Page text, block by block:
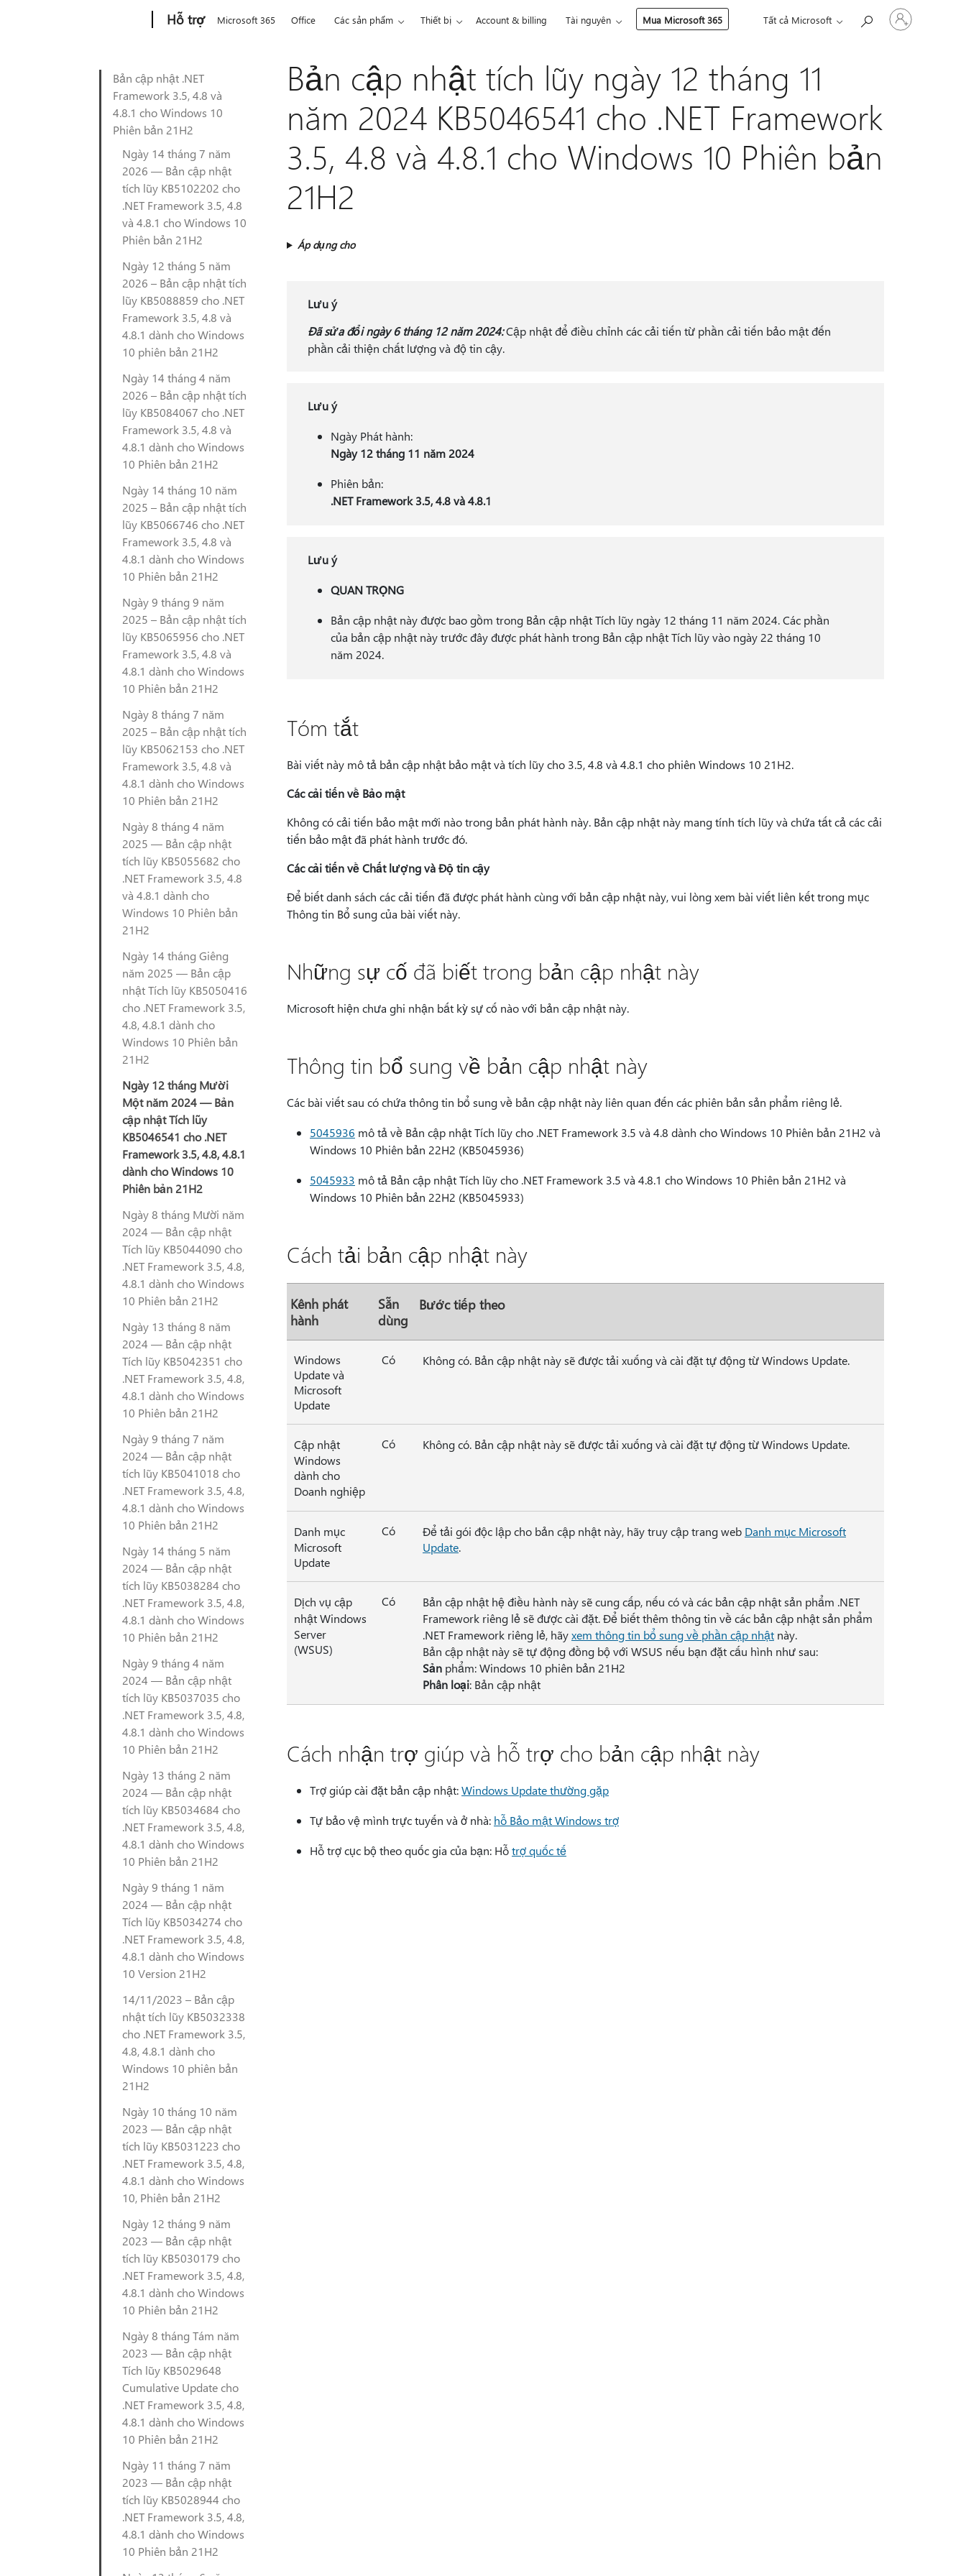
Hỗ trợ Microsoft 365 Office Các sản phẩm Thiết bị Account & billing Tài nguyên Mua Microsoft 365 Tất cả Microsoft
Đăng
nhập
Bản cập nhật .NET
Framework 3.5, 4.8 và
4.8.1 cho Windows 10
Phiên bản 21H2
Ngày 14 tháng 7 năm
2026 — Bản cập nhật
tích lũy KB5102202 cho
.NET Framework 3.5, 4.8
và 4.8.1 cho Windows 10
Phiên bản 21H2
Ngày 12 tháng 5 năm
2026 – Bản cập nhật tích
lũy KB5088859 cho .NET
Framework 3.5, 4.8 và
4.8.1 dành cho Windows
10 phiên bản 21H2
Ngày 14 tháng 4 năm
2026 – Bản cập nhật tích
lũy KB5084067 cho .NET
Framework 3.5, 4.8 và
4.8.1 dành cho Windows
10 Phiên bản 21H2
Ngày 14 tháng 10 năm
2025 – Bản cập nhật tích
lũy KB5066746 cho .NET
Framework 3.5, 4.8 và
4.8.1 dành cho Windows
10 Phiên bản 21H2
Ngày 9 tháng 9 năm
2025 – Bản cập nhật tích
lũy KB5065956 cho .NET
Framework 3.5, 4.8 và
4.8.1 dành cho Windows
10 Phiên bản 21H2
Ngày 8 tháng 7 năm
2025 – Bản cập nhật tích
lũy KB5062153 cho .NET
Framework 3.5, 4.8 và
4.8.1 dành cho Windows
10 Phiên bản 21H2
Ngày 8 tháng 4 năm
2025 — Bản cập nhật
tích lũy KB5055682 cho
.NET Framework 3.5, 4.8
và 4.8.1 dành cho
Windows 10 Phiên bản
21H2
Ngày 14 tháng Giêng
năm 2025 — Bản cập
nhật Tích lũy KB5050416
cho .NET Framework 3.5,
4.8, 4.8.1 dành cho
Windows 10 Phiên bản
21H2
Ngày 12 tháng Mười
Một năm 2024 — Bản
cập nhật Tích lũy
KB5046541 cho .NET
Framework 3.5, 4.8, 4.8.1
dành cho Windows 10
Phiên bản 21H2
Ngày 8 tháng Mười năm
2024 — Bản cập nhật
Tích lũy KB5044090 cho
.NET Framework 3.5, 4.8,
4.8.1 dành cho Windows
10 Phiên bản 21H2
Ngày 13 tháng 8 năm
2024 — Bản cập nhật
Tích lũy KB5042351 cho
.NET Framework 3.5, 4.8,
4.8.1 dành cho Windows
10 Phiên bản 21H2
Ngày 9 tháng 7 năm
2024 — Bản cập nhật
tích lũy KB5041018 cho
.NET Framework 3.5, 4.8,
4.8.1 dành cho Windows
10 Phiên bản 21H2
Ngày 14 tháng 5 năm
2024 — Bản cập nhật
tích lũy KB5038284 cho
.NET Framework 3.5, 4.8,
4.8.1 dành cho Windows
10 Phiên bản 21H2
Ngày 9 tháng 4 năm
2024 — Bản cập nhật
tích lũy KB5037035 cho
.NET Framework 3.5, 4.8,
4.8.1 dành cho Windows
10 Phiên bản 21H2
Ngày 13 tháng 2 năm
2024 — Bản cập nhật
tích lũy KB5034684 cho
.NET Framework 3.5, 4.8,
4.8.1 dành cho Windows
10 Phiên bản 21H2
Ngày 9 tháng 1 năm
2024 — Bản cập nhật
Tích lũy KB5034274 cho
.NET Framework 3.5, 4.8,
4.8.1 dành cho Windows
10 Version 21H2
14/11/2023 – Bản cập
nhật tích lũy KB5032338
cho .NET Framework 3.5,
4.8, 4.8.1 dành cho
Windows 10 phiên bản
21H2
Ngày 10 tháng 10 năm
2023 — Bản cập nhật
tích lũy KB5031223 cho
.NET Framework 3.5, 4.8,
4.8.1 dành cho Windows
10, Phiên bản 21H2
Ngày 12 tháng 9 năm
2023 — Bản cập nhật
tích lũy KB5030179 cho
.NET Framework 3.5, 4.8,
4.8.1 dành cho Windows
10 Phiên bản 21H2
Ngày 8 tháng Tám năm
2023 — Bản cập nhật
Tích lũy KB5029648
Cumulative Update cho
.NET Framework 3.5, 4.8,
4.8.1 dành cho Windows
10 Phiên bản 21H2
Ngày 11 tháng 7 năm
2023 — Bản cập nhật
tích lũy KB5028944 cho
.NET Framework 3.5, 4.8,
4.8.1 dành cho Windows
10 Phiên bản 21H2
Bản cập nhật tích lũy ngày 12 tháng 11
năm 2024 KB5046541 cho .NET Framework
3.5, 4.8 và 4.8.1 cho Windows 10 Phiên bản
21H2
Áp dụng cho
Lưu ý
Đã sửa đổi ngày 6 tháng 12 năm 2024:Cập nhật để điều chỉnh các cải tiến từ phần cải tiến bảo mật đến
phần cải thiện chất lượng và độ tin cậy.
Lưu ý
Ngày Phát hành:
Ngày 12 tháng 11 năm 2024
Phiên bản:
.NET Framework 3.5, 4.8 và 4.8.1
Lưu ý
QUAN TRỌNG
Bản cập nhật này được bao gồm trong Bản cập nhật Tích lũy ngày 12 tháng 11 năm 2024. Các phần
của bản cập nhật này trước đây được phát hành trong Bản cập nhật Tích lũy vào ngày 22 tháng 10
năm 2024.
Tóm tắt
Bài viết này mô tả bản cập nhật bảo mật và tích lũy cho 3.5, 4.8 và 4.8.1 cho phiên Windows 10 21H2.
Các cải tiến về Bảo mật
Không có cải tiến bảo mật mới nào trong bản phát hành này. Bản cập nhật này mang tính tích lũy và chứa tất cả các cải
tiến bảo mật đã phát hành trước đó.
Các cải tiến về Chất lượng và Độ tin cậy
Để biết danh sách các cải tiến đã được phát hành cùng với bản cập nhật này, vui lòng xem bài viết liên kết trong mục
Thông tin Bổ sung của bài viết này.
Những sự cố đã biết trong bản cập nhật này
Microsoft hiện chưa ghi nhận bất kỳ sự cố nào với bản cập nhật này.
Thông tin bổ sung về bản cập nhật này
Các bài viết sau có chứa thông tin bổ sung về bản cập nhật này liên quan đến các phiên bản sản phẩm riêng lẻ.
5045936 mô tả về Bản cập nhật Tích lũy cho .NET Framework 3.5 và 4.8 dành cho Windows 10 Phiên bản 21H2 và
Windows 10 Phiên bản 22H2 (KB5045936)
5045933 mô tả Bản cập nhật Tích lũy cho .NET Framework 3.5 và 4.8.1 cho Windows 10 Phiên bản 21H2 và
Windows 10 Phiên bản 22H2 (KB5045933)
Cách tải bản cập nhật này
Kênh phát
hành
Sẵn
dùng
Bước tiếp theo
Windows
Update và
Microsoft
Update
Có Không có. Bản cập nhật này sẽ được tải xuống và cài đặt tự động từ Windows Update.
Cập nhật
Windows
dành cho
Doanh nghiệp
Có Không có. Bản cập nhật này sẽ được tải xuống và cài đặt tự động từ Windows Update.
Danh mục
Microsoft
Update
Có Để tải gói độc lập cho bản cập nhật này, hãy truy cập trang web Danh mục Microsoft
Update.
Dịch vụ cập
nhật Windows
Server
(WSUS)
Có
Bản cập nhật hệ điều hành này sẽ cung cấp, nếu có và các bản cập nhật sản phẩm .NET
Framework riêng lẻ sẽ được cài đặt. Để biết thêm thông tin về các bản cập nhật sản phẩm
.NET Framework riêng lẻ, hãyxem thông tin bổ sung về phần cập nhật này.
Bản cập nhật này sẽ tự động đồng bộ với WSUS nếu bạn đặt cấu hình như sau:
Sản phẩm: Windows 10 phiên bản 21H2
Phân loại: Bản cập nhật
Cách nhận trợ giúp và hỗ trợ cho bản cập nhật này
Trợ giúp cài đặt bản cập nhật:Windows Update thường gặp
Tự bảo vệ mình trực tuyến và ở nhà: hỗ Bảo mật Windows trợ
Hỗ trợ cục bộ theo quốc gia của bạn: Hỗtrợ quốc tế